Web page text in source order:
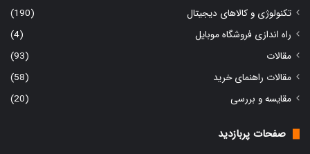
تکنولوژی و کالاهای دیجیتال
(190)
راه اندازی فروشگاه موبایل
(4)
مقالات
(93)
مقالات راهنمای خرید
(58)
مقایسه و بررسی
(20)
صفحات پربازدید